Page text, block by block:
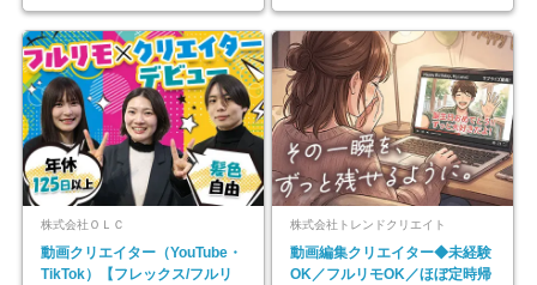
株式会社ＯＬＣ
動画クリエイター（YouTube・
TikTok）【フレックス/フルリ
株式会社トレンドクリエイト
動画編集クリエイター◆未経験
OK／フルリモOK／ほぼ定時帰